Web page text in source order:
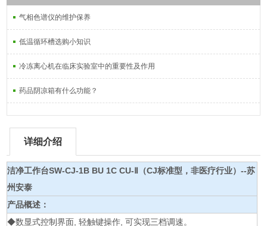
气相色谱仪的维护保养
低温循环槽选购小知识
冷冻离心机在临床实验室中的重要性及作用
药品阴凉箱有什么功能？
详细介绍
洁净工作台SW-CJ-1B BU 1C CU-Ⅱ（CJ标准型，非医疗行业）--苏
州安泰
产品概述：
◆数显式控制界面, 轻触键操作, 可实现三档调速。